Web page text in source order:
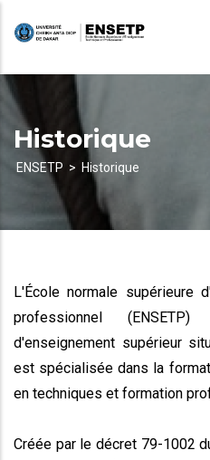
principal
Historique
d'Ariane
ENSETP Historique
L'École normale supérieure
professionnel
d'enseignement supérieur
est spécialisée dans la
en techniques et formation
Créée par le décret 79-1002